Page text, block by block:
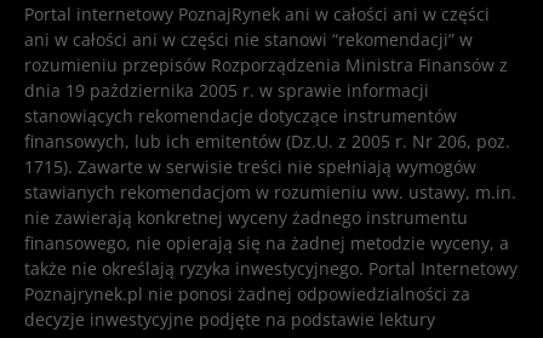
Portal internetowy PoznajRynek ani w całości ani w części
ani w całości ani w części nie stanowi “rekomendacji” w
rozumieniu przepisów Rozporządzenia Ministra Finansów z
dnia 19 października 2005 r. w sprawie informacji
stanowiących rekomendacje dotyczące instrumentów
finansowych, lub ich emitentów (Dz.U. z 2005 r. Nr 206, poz.
1715). Zawarte w serwisie treści nie spełniają wymogów
stawianych rekomendacjom w rozumieniu ww. ustawy, m.in.
nie zawierają konkretnej wyceny żadnego instrumentu
finansowego, nie opierają się na żadnej metodzie wyceny, a
także nie określają ryzyka inwestycyjnego. Portal Internetowy
Poznajrynek.pl nie ponosi żadnej odpowiedzialności za
decyzje inwestycyjne podjęte na podstawie lektury